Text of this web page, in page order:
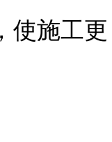
使施工更